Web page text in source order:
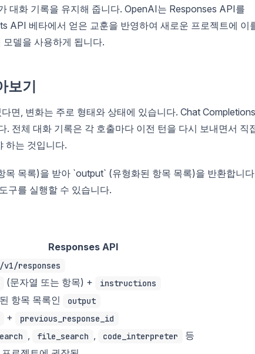
대화 기록을 유지해 줍니다. OpenAI는 Responses API를
API 베타에서 얻은 교훈을 반영하여 새로운 프로젝트에 이
델을 사용하게 됩니다.
기
면, 변화는 주로 형태와 상태에 있습니다. Chat Completions
전체 대화 기록은 각 호출마다 이전 턴을 다시 보내면서 직
하는 것입니다.
목록)을 받아 `output` (유형화된 항목 목록)을 반환합니
구를 실행할 수 있습니다.
Responses API
/v1/responses
(문자열 또는 항목) + instructions
항목 목록인 output
+ previous_response_id
file_search code_interpreter
등